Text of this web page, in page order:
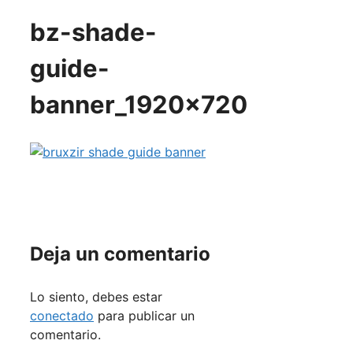
bz-shade-
guide-
banner_1920x720
Deja un comentario
Lo siento, debes estar
conectado para publicar un
comentario.